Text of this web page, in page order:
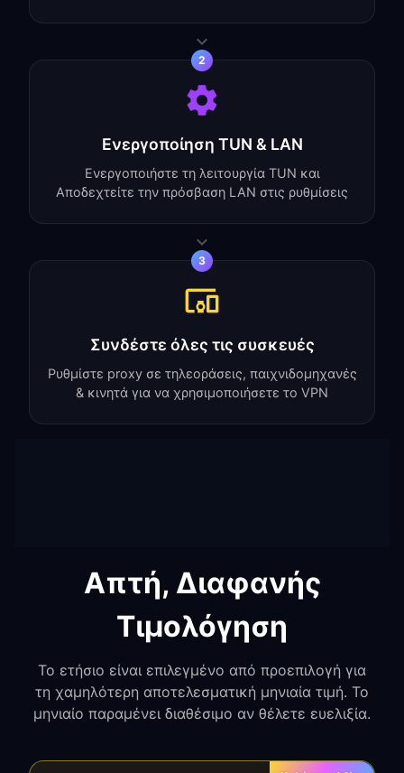
2
Ενεργοποίηση TUN & LAN
Ενεργοποιήστε τη λειτουργία TUN και
Αποδεχτείτε την πρόσβαση LAN στις ρυθμίσεις
3
Συνδέστε όλες τις συσκευές
Ρυθμίστε proxy σε τηλεοράσεις, παιχνιδομηχανές
& κινητά για να χρησιμοποιήσετε το VPN
Απτή, Διαφανής
Τιμολόγηση
Το ετήσιο είναι επιλεγμένο από προεπιλογή για
τη χαμηλότερη αποτελεσματική μηνιαία τιμή. Το
μηνιαίο παραμένει διαθέσιμο αν θέλετε ευελιξία.